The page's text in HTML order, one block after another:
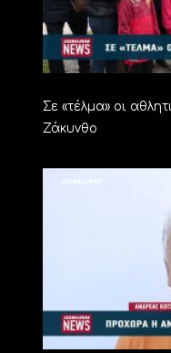
Σε «τέλμα» οι
Ζάκυνθο